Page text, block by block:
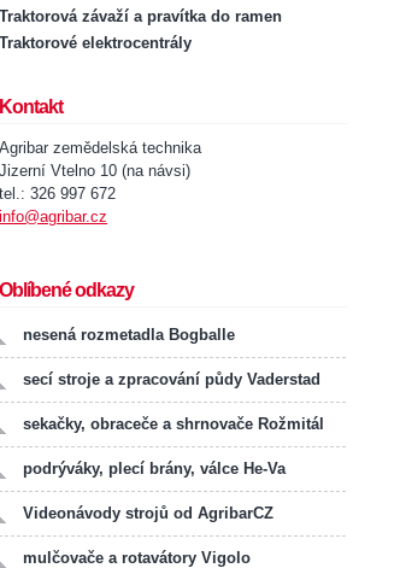
Traktorová závaží a pravítka do ramen
Traktorové elektrocentrály
Kontakt
Agribar zemědelská technika
Jizerní Vtelno 10 (na návsi)
tel.: 326 997 672
info@agribar.cz
Oblíbené odkazy
nesená rozmetadla Bogballe
secí stroje a zpracování půdy Vaderstad
sekačky, obraceče a shrnovače Rožmitál
podrýváky, plecí brány, válce He-Va
Videonávody strojů od AgribarCZ
mulčovače a rotavátory Vigolo